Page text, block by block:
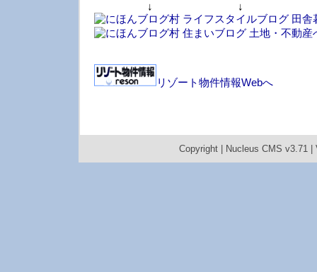
↓ ↓
リゾート物件情報Webへ
Copyright | Nucleus CMS v3.71